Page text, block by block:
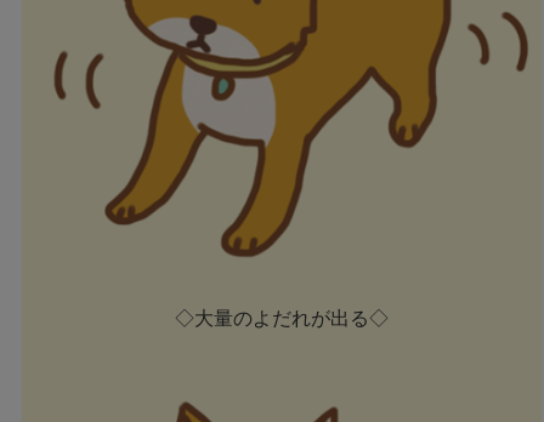
◇大量のよだれが出る◇